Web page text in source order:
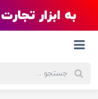
به ابزار